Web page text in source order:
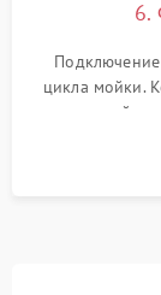
6.
цикла мойки.
до нужной
штатного